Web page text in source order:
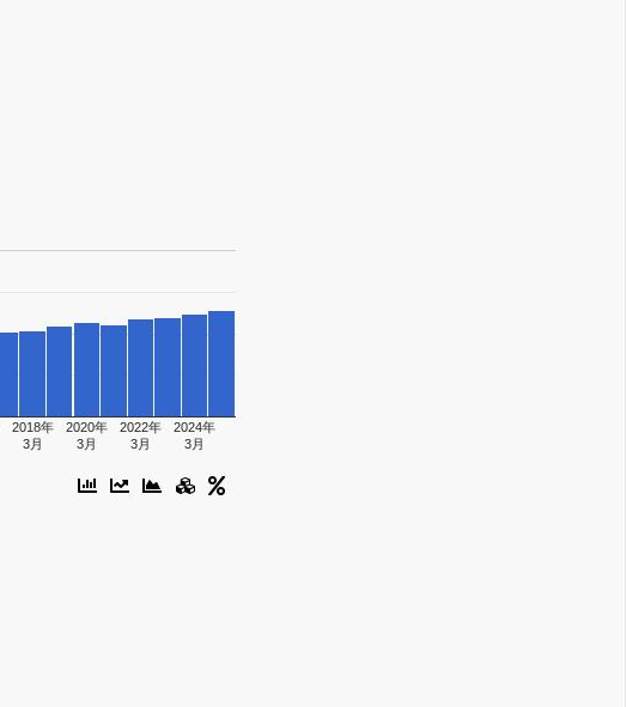
2018年
3月
2020年
3月
2022年
3月
2024年
3月